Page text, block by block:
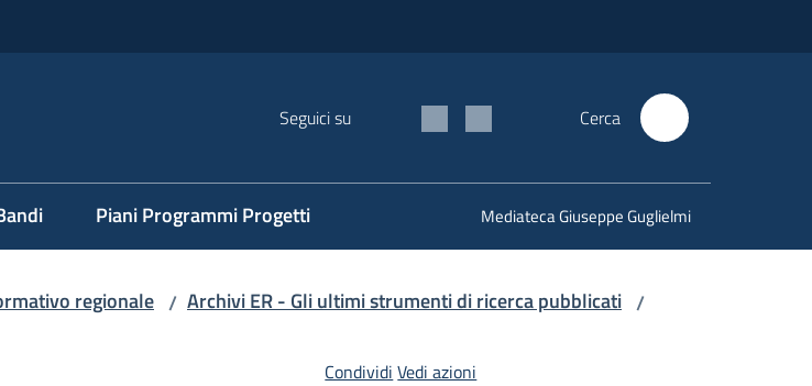
Seguici su Cerca
Piani Programmi Progetti Mediateca Giuseppe Guglielmi
regionale / Archivi ER - Gli ultimi strumenti di ricerca pubblicati /
Condividi Vedi azioni